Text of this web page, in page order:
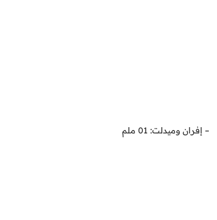
– إفران وميدلت: 01 ملم